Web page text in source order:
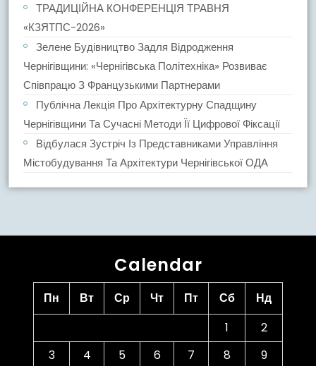
ТРАДИЦІЙНА КОНФЕРЕНЦІЯ ТРАВНЯ
«КЗЯТПС-2026»
Зелене Будівництво Задля Відродження
Чернігівщини: «Чернігівська Політехніка» Розвиває
Співпрацю З Французькими Партнерами
Публічна Лекція Про Архітектурну Спадщину
Чернігівщини Та Сучасні Методи Її Цифрової Фіксації
Відбулася Зустріч Із Представниками Управління
Містобудування Та Архітектури Чернігівської ОДА
Calendar
Пн Вт Ср Чт Пт Сб
Нд
1
2
3
4 5 6 7 8
9